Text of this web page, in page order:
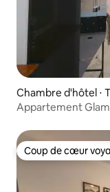
Chambre d'hôtel ⋅
Appartement
Coup de cœur
Coup de cœur